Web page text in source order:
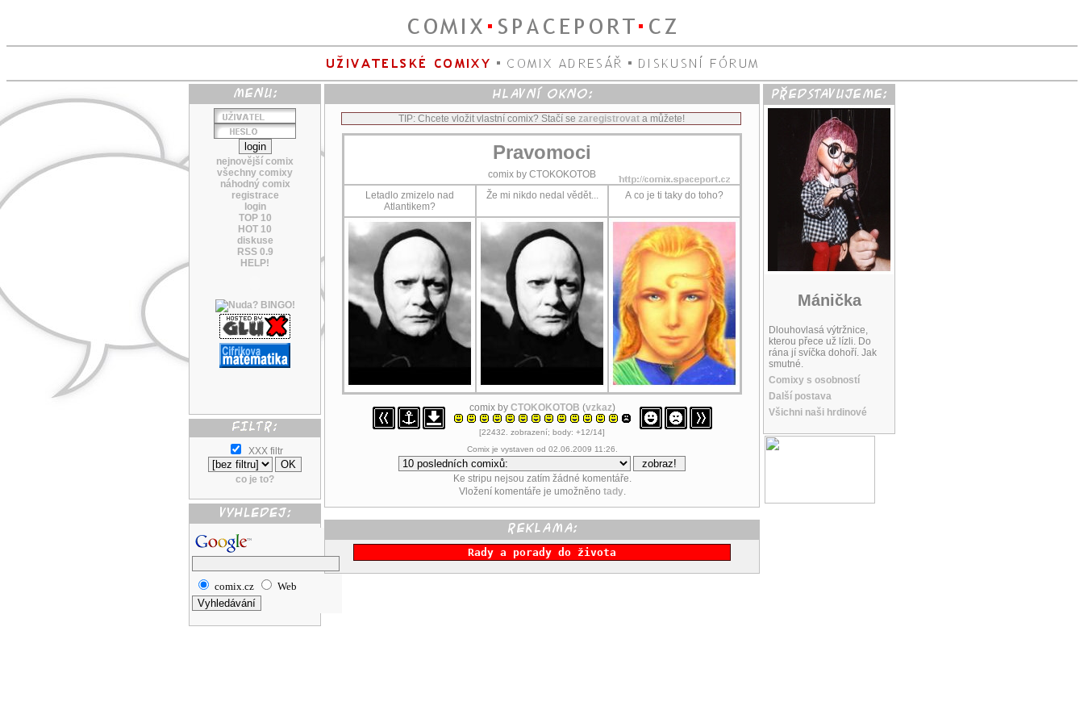
nejnovější comix
všechny comixy
náhodný comix
registrace
login
TOP 10
HOT 10
diskuse
RSS 0.9
HELP!
XXX filtr
co je to?
comix.cz Web
TIP: Chcete vložit vlastní comix? Stačí se zaregistrovata můžete!
Pravomoci
comix by CTOKOKOTOB
Letadlo zmizelo nad
Atlantikem?
Že mi nikdo nedal vědět... A co je ti taky do toho?
comix by CTOKOKOTOB (vzkaz)
[22432. zobrazení; body: +12/14]
Comix je vystaven od 02.06.2009 11:26.
Ke stripu nejsou zatím žádné komentáře.
Vložení komentáře je umožněno tady.
Rady a porady do života
Mánička
Dlouhovlasá výtržnice,
kterou přece už lízli. Do
rána jí svíčka dohoří. Jak
smutné.
Comixy s osobností
Další postava
Všichni naši hrdinové